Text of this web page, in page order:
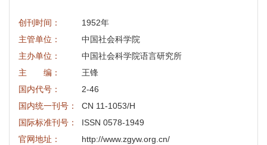
创刊时间：
1952年
主管单位：
中国社会科学院
主办单位：
中国社会科学院语言研究所
主 编：
王锋
国内代号：
2-46
国内统一刊号：
CN 11-1053/H
国际标准刊号：
ISSN 0578-1949
官网地址：
http://www.zgyw.org.cn/